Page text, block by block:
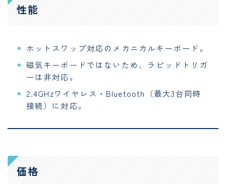
性能
ホットスワップ対応のメカニカルキーボード。
磁気キーボードではないため、ラピッドトリガ
ーは非対応。
2.4GHzワイヤレス・Bluetooth（最大3台同時
接続）に対応。
価格